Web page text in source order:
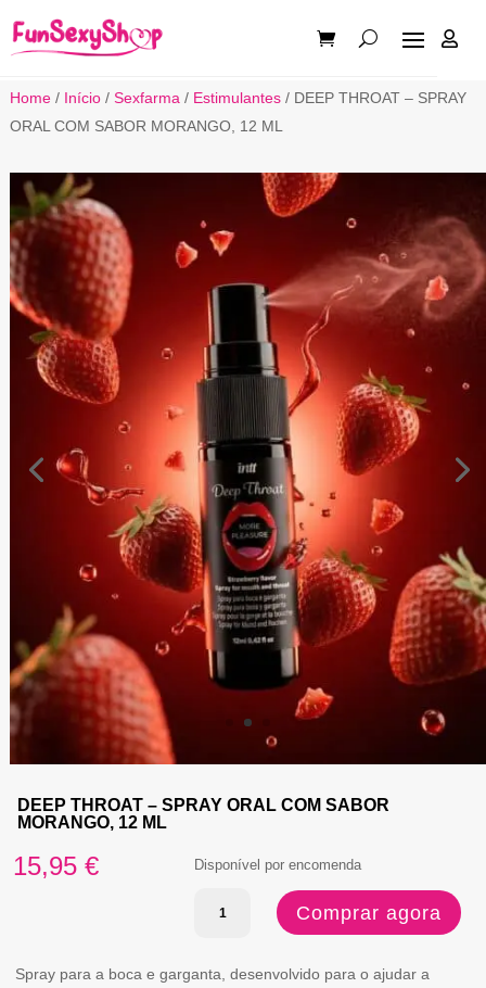

Home/ Início/ Sexfarma / Estimulantes/ DEEP THROAT – SPRAY
ORAL COM SABOR MORANGO, 12 ML
DEEP THROAT – SPRAY ORAL COM SABOR
MORANGO, 12 ML
15,95 € Disponível por encomenda
Quantidade
DEEP
Comprar agora
Spray para a boca e garganta, desenvolvido para o ajudar a